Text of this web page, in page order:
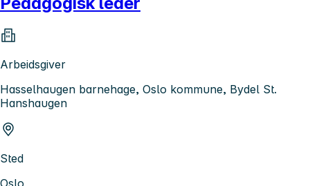
Arbeidsgiver
Hasselhaugen barnehage, Oslo kommune, Bydel St.
Hanshaugen
Sted